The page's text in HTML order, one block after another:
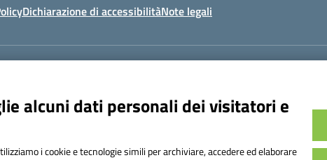
Dichiarazione di accessibilitàNote legali
Codice fiscale: 80090800014
Codice unico di fatturazione (CUF): UF1TAQ
alcuni dati personali dei visitatori e
i cookie e tecnologie simili per archiviare, accedere ed elaborare